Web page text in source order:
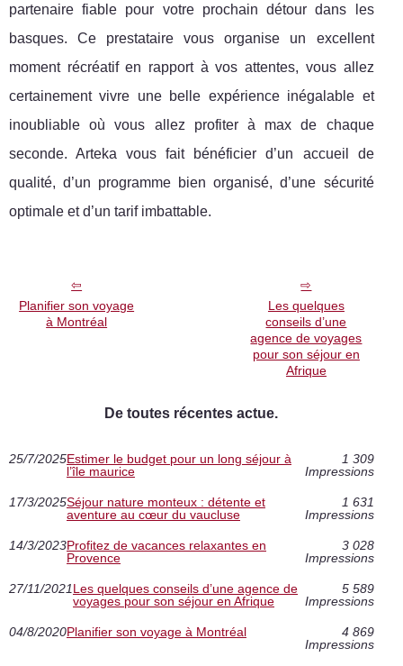
partenaire fiable pour votre prochain détour dans les
basques. Ce prestataire vous organise un excellent
moment récréatif en rapport à vos attentes, vous allez
certainement vivre une belle expérience inégalable et
inoubliable où vous allez profiter à max de chaque
seconde. Arteka vous fait bénéficier d’un accueil de
qualité, d’un programme bien organisé, d’une sécurité
optimale et d’un tarif imbattable.
Planifier son voyage
à Montréal
Les quelques
conseils d’une
agence de voyages
pour son séjour en
Afrique
De toutes récentes actue.
25/7/2025Estimer le budget pour un long séjour à
l’île maurice
1 309
Impressions
17/3/2025Séjour nature monteux : détente et
aventure au cœur du vaucluse
1 631
Impressions
14/3/2023Profitez de vacances relaxantes en
Provence
3 028
Impressions
27/11/2021Les quelques conseils d’une agence de
voyages pour son séjour en Afrique
5 589
Impressions
04/8/2020Planifier son voyage à Montréal
4 869
Impressions